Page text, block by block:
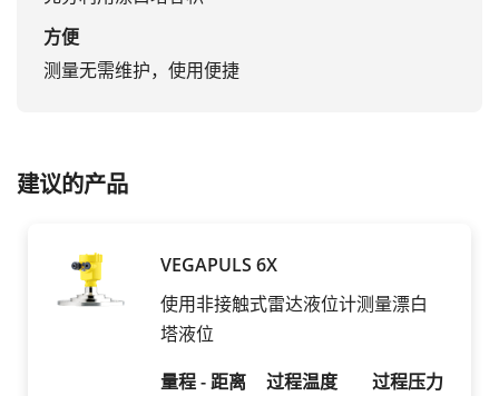
方便
测量无需维护，使用便捷
建议的产品
VEGAPULS 6X
使用非接触式雷达液位计测量漂白
塔液位
量程 - 距离
过程温度
过程压力